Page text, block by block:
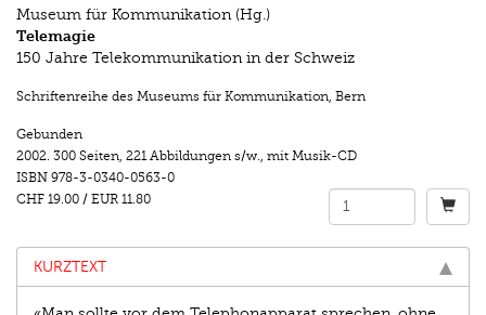
Museum für Kommunikation (Hg.)
Telemagie
150 Jahre Telekommunikation in der Schweiz
Schriftenreihe des Museums für Kommunikation, Bern
Gebunden
2002. 300 Seiten 221 Abbildungen s/w. mit Musik-CD
ISBN 978-3-0340-0563-0
CHF 19.00 / EUR 11.80
KURZTEXT